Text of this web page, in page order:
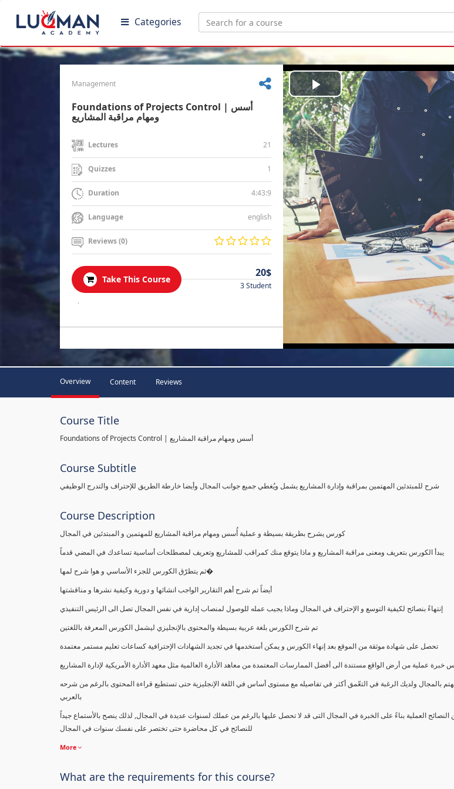
Categories
Management
Foundations of Projects Control | أسس
ومهام مراقبة المشاريع
Lectures 21
Quizzes 1
Duration 4:43:9
Language english
Reviews (0)
Take This Course
20$
3 Student
.
Play
Video
Overview Content Reviews
Course Title
Foundations of Projects Control | أسس ومهام مراقبة المشاريع
Course Subtitle
شرح للمبتدئين المهتمين بمراقبة وإدارة المشاريع يشمل ويُغطي جميع جوانب المجال وأيضا خارطة الطريق للإحتراف والتدرج الوظيفي
Course Description
كورس يشرح بطريقة بسيطة و عملية أُسس ومهام مراقبة المشاريع للمهتمين و المبتدئين في المجال
يبدأ الكورس بتعريف ومعنى مراقبة المشاريع و ماذا يتوقع منك كمراقب للمشاريع وتعريف لمصطلحات أساسية تساعدك في المضي قدماً
ثم يتطرّق الكورس للجزء الأساسي و هوا شرح لمها�
أيضاً تم شرح أهم التقارير الواجب انشائها و دورية وكيفية نشرها و مناقشتها
إنتهاءً بنصائح لكيفية التوسع و الإحتراف في المجال وماذا يجيب عمله للوصول لمنصاب إدارية في نفس المجال تصل الى الرئيس التنفيذي
تم شرح الكورس بلغة عربية بسيطة والمحتوى بالإنجليزي ليشمل الكورس المعرفة باللغتين
تحصل على شهادة موثقة من الموقع بعد إنهاء الكورس و يمكن أستخدمها في تجديد الشهادات الإحترافية كساعات تعليم مستمر معتمدة
عملية من أرض الواقع مستندة الى أفضل الممارسات المعتمدة من معاهد الأدارة العالمية مثل معهد الأدارة الأمريكية لإدارة المشاريع
بالمجال ولديك الرغبة في التعّمق أكثر في تفاصيله مع مستوى أساس في اللغة الإنجليزية حتى تستطيع قراءة المحتوى بالرغم من شرحه
بالعربي
العملية بناءً على الخبرة في المجال التى قد لا تحصل عليها بالرغم من عملك لسنوات عديدة في المجال, لذلك ينصح بالأستماع جيداً
للنصائح في كل محاضرة حتى تختصر على نفسك سنوات في المجال
More
What are the requirements for this course?